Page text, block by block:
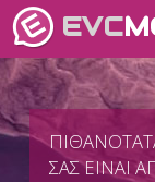
EVC
ΣΑΣ ΕΙΝΑΙ